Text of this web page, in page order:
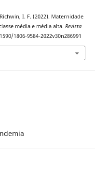
I. F. (2022). Maternidade
média e média alta. Revista
1806-9584-2022v30n286991